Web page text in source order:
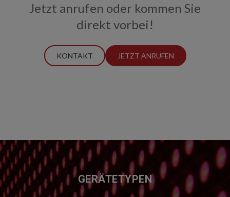
Jetzt anrufen oder kommen Sie
direkt vorbei!
KONTAKT JETZT ANRUFEN
FUSSZEILE GERÄTETYPEN